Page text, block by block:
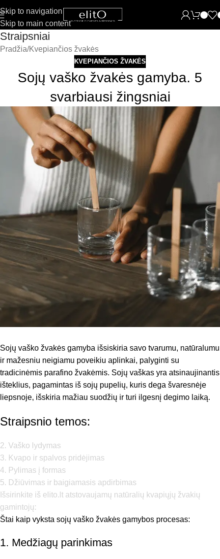
Skip to navigation
Skip to main content
Straipsniai
Pradžia Kvepiančios žvakės
KVEPIANČIOS ŽVAKĖS
Sojų vaško žvakės gamyba. 5
svarbiausi žingsniai
Sojų vaško žvakės gamyba išsiskiria savo tvarumu, natūralumu
ir mažesniu neigiamu poveikiu aplinkai, palyginti su
tradicinėmis parafino žvakėmis. Sojų vaškas yra atsinaujinantis
išteklius, pagamintas iš sojų pupelių, kuris dega švaresnėje
liepsnoje, išskiria mažiau suodžių ir turi ilgesnį degimo laiką.
Straipsnio temos:
2. Vaško lydymas
3. Kvapo ir spalvos pridėjimas
4. Pylimas į formas
5. Džiūvimas ir baigiamasis apdirbimas
Išsirinkite iš elito.lt atstovaujamų natūralių kvapiųjų žvakių
gamintojų:
Štai kaip vyksta sojų vaško žvakės gamybos procesas:
1. Medžiagų parinkimas